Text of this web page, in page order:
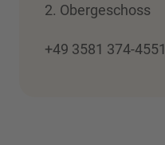
2. Obergeschoss
+49 3581 374-4551